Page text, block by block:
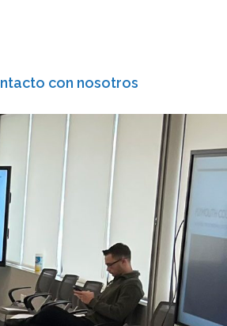
con nosotros